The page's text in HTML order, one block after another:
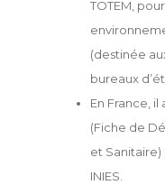
TOTEM,
(destinée
bureaux
En France, il
(Fiche de
et Sanitaire)
INIES.